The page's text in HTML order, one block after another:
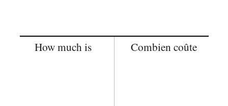
How much is Combien coûte